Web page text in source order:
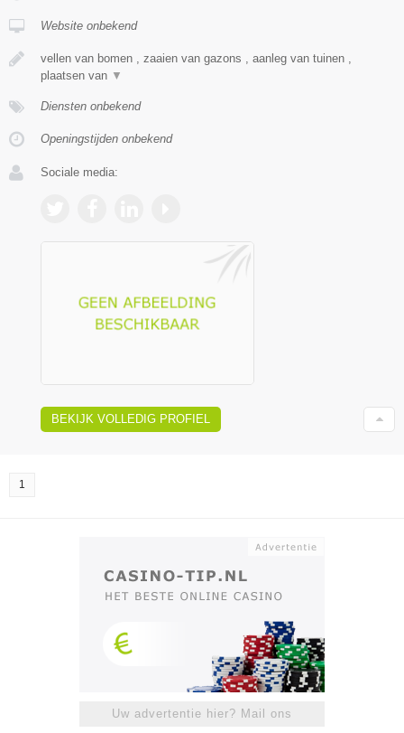
Website onbekend
vellen van bomen , zaaien van gazons , aanleg van tuinen ,
plaatsen van ▼
Diensten onbekend
Openingstijden onbekend
Sociale media:
BEKIJK VOLLEDIG PROFIEL
1
Uw advertentie hier? Mail ons